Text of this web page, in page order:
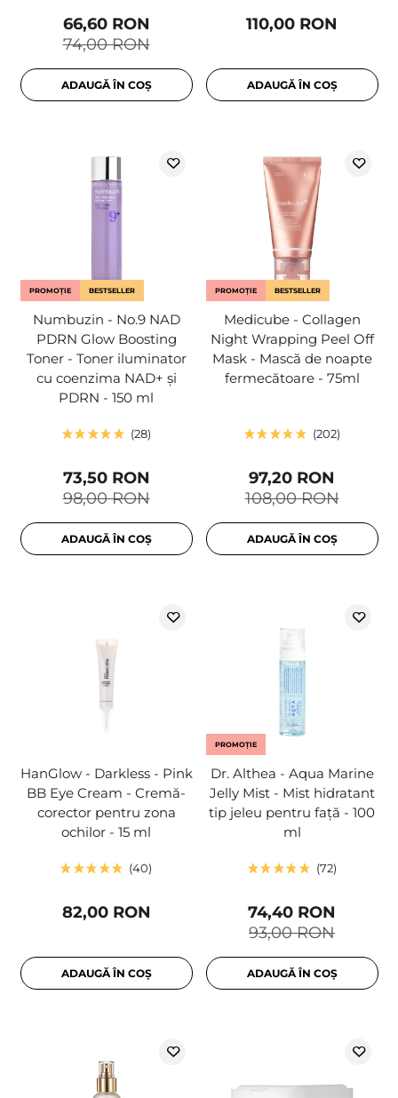
74,00 RON
66,60 RON
ADAUGĂ ÎN COȘ
110,00 RON
ADAUGĂ ÎN COȘ
PROMOȚIE BESTSELLER
Numbuzin - No.9 NAD
PDRN Glow Boosting
Toner - Toner iluminator
cu coenzima NAD+ și
PDRN - 150 ml
28
98,00 RON
73,50 RON
ADAUGĂ ÎN COȘ
PROMOȚIE BESTSELLER
Medicube - Collagen
Night Wrapping Peel Off
Mask - Mască de noapte
fermecătoare - 75ml
202
108,00 RON
97,20 RON
ADAUGĂ ÎN COȘ
HanGlow - Darkless - Pink
BB Eye Cream - Cremă-
corector pentru zona
ochilor - 15 ml
40
82,00 RON
ADAUGĂ ÎN COȘ
PROMOȚIE
Dr. Althea - Aqua Marine
Jelly Mist - Mist hidratant
tip jeleu pentru față - 100
ml
72
93,00 RON
74,40 RON
ADAUGĂ ÎN COȘ